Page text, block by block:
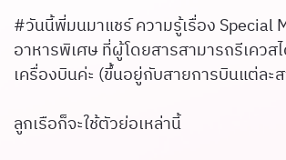
#วันนี้พี่มนมาแชร์ ความรู้เรื่อง Special
อาหารพิเศษ ที่ผู้โดยสารสามารถรีเคว
เครื่องบินค่ะ (ขึ้นอยู่กับสายการบินแต่ละ
ลูกเรือก็จะใช้ตัวย่อเหล่านี้